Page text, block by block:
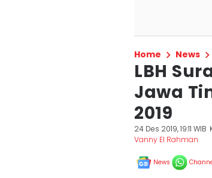
Home News
LBH
Jawa
2019
24 Des 2019, 19:11 WIB
Vanny El Rahman
News